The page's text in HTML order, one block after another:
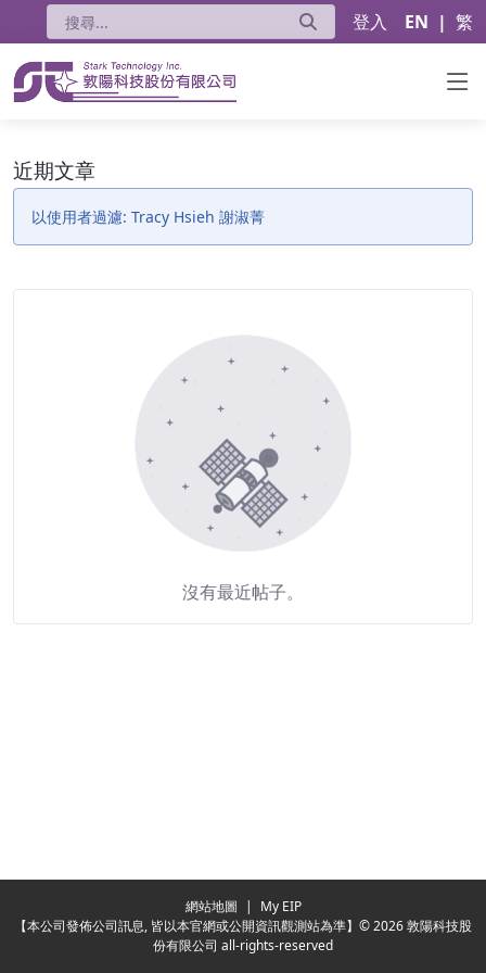
登入 EN | 繁
近期文章
以使用者過濾: Tracy Hsieh 謝淑菁
沒有最近帖子。
網站地圖 |
My EIP
【本公司發佈公司訊息, 皆以本官網或公開資訊觀測站為準】© 2026 敦陽科技股
份有限公司 all-rights-reserved